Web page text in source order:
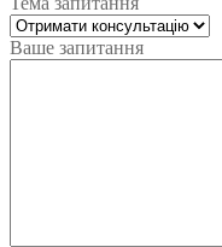
Ваше запитання